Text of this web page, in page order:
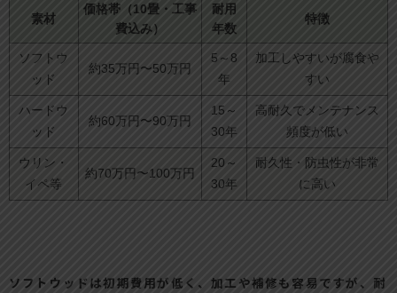
素材
価格帯（10畳・工事
費込み）
耐用
年数
特徴
ソフトウ
ッド
約35万円〜50万円
5～8
年
加工しやすいが腐食や
すい
ハードウ
ッド
約60万円〜90万円
15～
30年
高耐久でメンテナンス
頻度が低い
ウリン・
イペ等
約70万円〜100万円
20～
30年
耐久性・防虫性が非常
に高い
ソフトウッドは初期費用が低く、加工や補修も容易ですが、耐